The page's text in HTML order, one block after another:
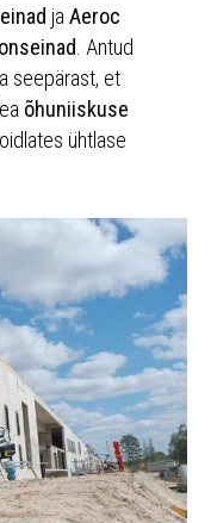
ja Aeroc
. Antud
seepärast, et
õhuniiskuse
ühtlase